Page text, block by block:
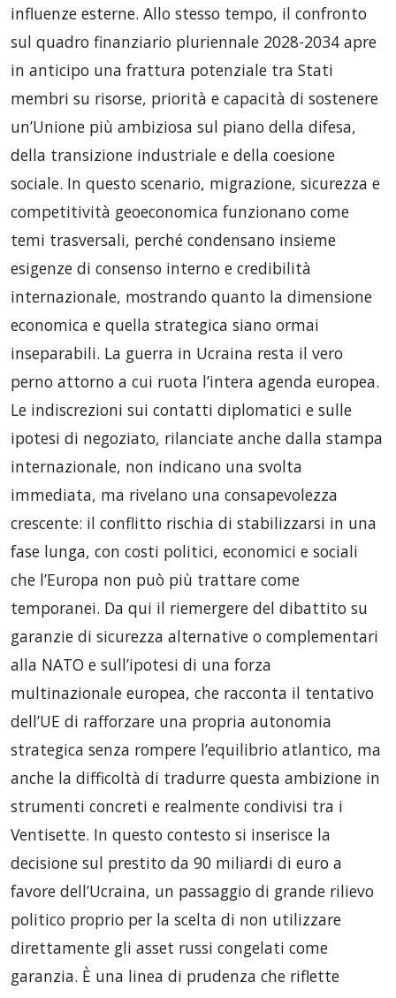
influenze esterne. Allo stesso tempo, il confronto
sul quadro finanziario pluriennale 2028-2034 apre
in anticipo una frattura potenziale tra Stati
membri su risorse, priorità e capacità di sostenere
un’Unione più ambiziosa sul piano della difesa,
della transizione industriale e della coesione
sociale. In questo scenario, migrazione, sicurezza e
competitività geoeconomica funzionano come
temi trasversali, perché condensano insieme
esigenze di consenso interno e credibilità
internazionale, mostrando quanto la dimensione
economica e quella strategica siano ormai
inseparabili. La guerra in Ucraina resta il vero
perno attorno a cui ruota l’intera agenda europea.
Le indiscrezioni sui contatti diplomatici e sulle
ipotesi di negoziato, rilanciate anche dalla stampa
internazionale, non indicano una svolta
immediata, ma rivelano una consapevolezza
crescente: il conflitto rischia di stabilizzarsi in una
fase lunga, con costi politici, economici e sociali
che l’Europa non può più trattare come
temporanei. Da qui il riemergere del dibattito su
garanzie di sicurezza alternative o complementari
alla NATO e sull’ipotesi di una forza
multinazionale europea, che racconta il tentativo
dell’UE di rafforzare una propria autonomia
strategica senza rompere l’equilibrio atlantico, ma
anche la difficoltà di tradurre questa ambizione in
strumenti concreti e realmente condivisi tra i
Ventisette. In questo contesto si inserisce la
decisione sul prestito da 90 miliardi di euro a
favore dell’Ucraina, un passaggio di grande rilievo
politico proprio per la scelta di non utilizzare
direttamente gli asset russi congelati come
garanzia. È una linea di prudenza che riflette